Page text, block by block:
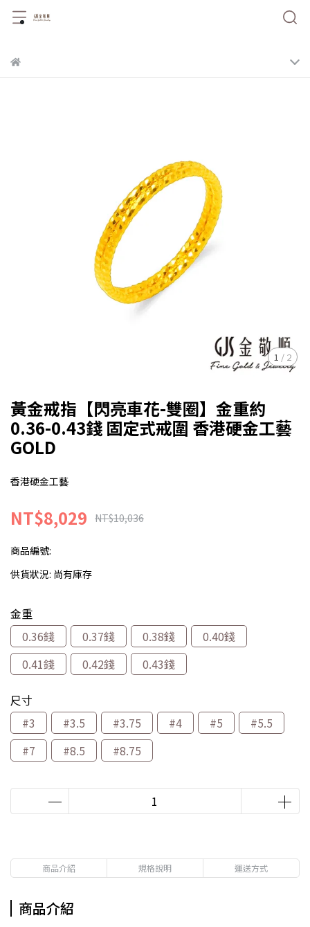
1 / 2
黃金戒指【閃亮車花-雙圈】金重約
0.36-0.43錢 固定式戒圍 香港硬金工藝
GOLD
香港硬金工藝
NT$8,029 NT$10,036
商品編號:
供貨狀況: 尚有庫存
金重
0.36錢
0.37錢 0.38錢
0.40錢
0.41錢
0.42錢 0.43錢
尺寸
#3
#3.5 #3.75 #4 #5
#5.5
#7
#8.5 #8.75
商品介紹 規格說明 運送方式
商品介紹